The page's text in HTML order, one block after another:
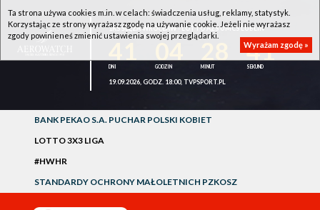
1KS ŚLĘZA WROCŁAW - LOTTO AZS UMCS LUBLIN
41
19.09.2026, GODZ. 18:00, TVPSPORT.PL
BANK PEKAO S.A. PUCHAR POLSKI KOBIET
LOTTO 3X3 LIGA
#HWHR
STANDARDY OCHRONY MAŁOLETNICH PZKOSZ
Ta strona używa cookies m.in. w celach: świadczenia usług, reklamy, statystyk.
Korzystając ze strony wyrażasz zgodę na używanie cookie. Jeżeli nie wyrażasz
zgody powinieneś zmienić ustawienia swojej przeglądarki.
Wyrażam zgodę »